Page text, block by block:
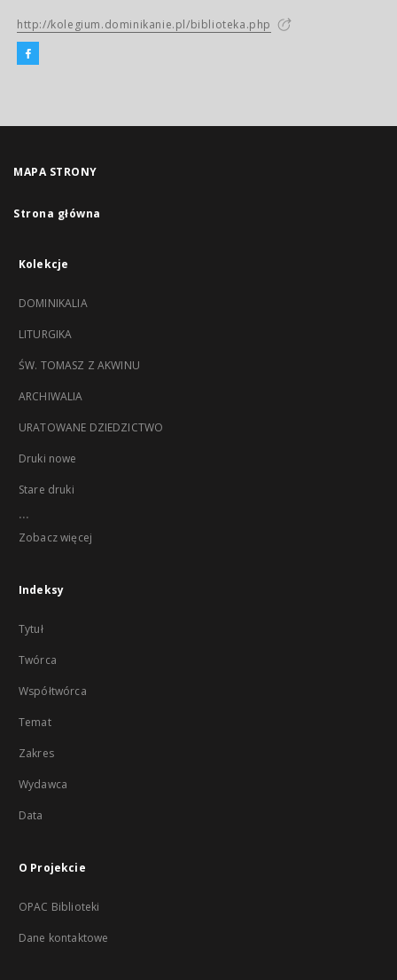
http://kolegium.dominikanie.pl/biblioteka.php
MAPA STRONY
Strona główna
Kolekcje
DOMINIKALIA
LITURGIKA
ŚW. TOMASZ Z AKWINU
ARCHIWALIA
URATOWANE DZIEDZICTWO
Druki nowe
Stare druki
...
Zobacz więcej
Indeksy
Tytuł
Twórca
Współtwórca
Temat
Zakres
Wydawca
Data
O Projekcie
OPAC Biblioteki
Dane kontaktowe